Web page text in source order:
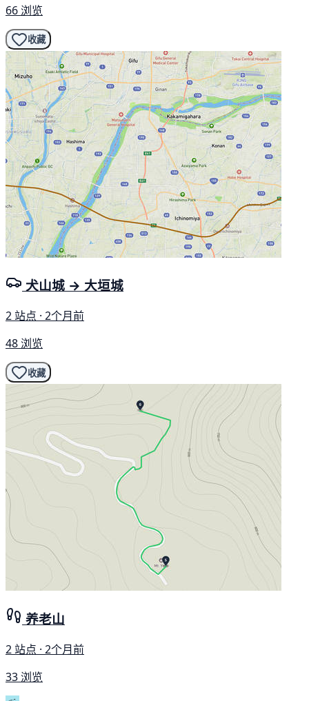
66 浏览
收藏
犬山城 → 大垣城
2 站点 · 2个月前
48 浏览
收藏
养老山
2 站点 · 2个月前
33 浏览